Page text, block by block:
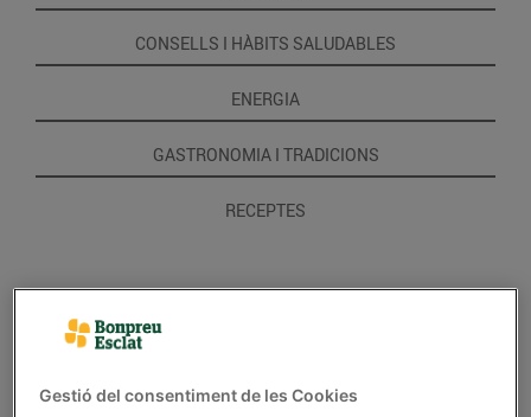
CONSELLS I HÀBITS SALUDABLES
ENERGIA
GASTRONOMIA I TRADICIONS
RECEPTES
Gestió del consentiment de les Cookies